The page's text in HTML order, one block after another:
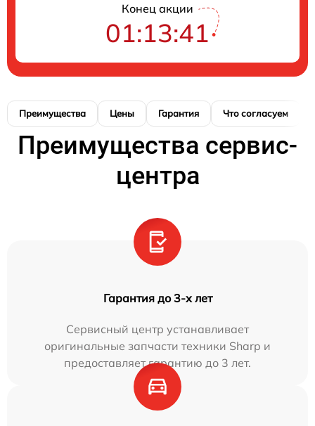
Конец акции
01:13:40
Преимущества Цены Гарантия Что согласуем
Преимущества сервис-
центра
Гарантия до 3-х лет
Сервисный центр устанавливает
оригинальные запчасти техники Sharp и
предоставляет гарантию до 3 лет.